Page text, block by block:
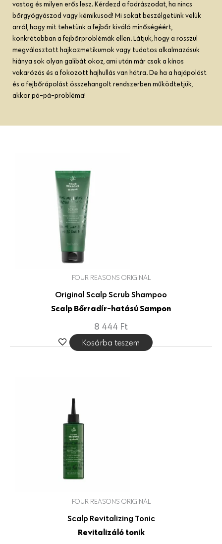
vastag és milyen erős lesz. Kérdezd a fodrászodat, ha nincs
bőrgyógyászod vagy kémikusod! Mi sokat beszélgetünk velük
arról, hogy mit tehetünk a fejbőr kiváló minőségéért,
konkrétabban a fejbőrproblémák ellen. Látjuk, hogy a rosszul
megválasztott hajkozmetikumok vagy tudatos alkalmazásuk
hiánya sok olyan galibát okoz, ami után már csak a kínos
vakarózás és a fokozott hajhullás van hátra. De ha a hajápolást
és a fejbőrápolást összehangolt rendszerben működtetjük,
akkor pá-pá-probléma!
FOUR REASONS ORIGINAL
Original Scalp Scrub Shampoo
Scalp Bőrradír-hatású Sampon
8 444 Ft
Kosárba teszem
FOUR REASONS ORIGINAL
Scalp Revitalizing Tonic
Revitalizáló tonik